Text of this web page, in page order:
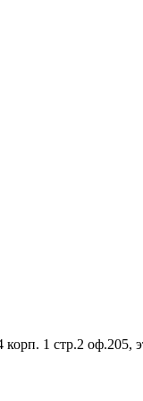
1 стр.2 оф.205,